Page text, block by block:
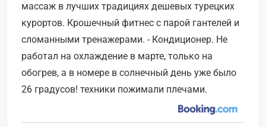
массаж в лучших традициях дешевых турецких
курортов. Крошечный фитнес с парой гантелей и
сломанными тренажерами. - Кондиционер. Не
работал на охлаждение в марте, только на
обогрев, а в номере в солнечный день уже было
26 градусов! техники пожимали плечами.